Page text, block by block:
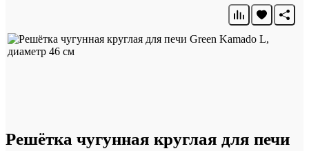
Решётка чугунная круглая для печи